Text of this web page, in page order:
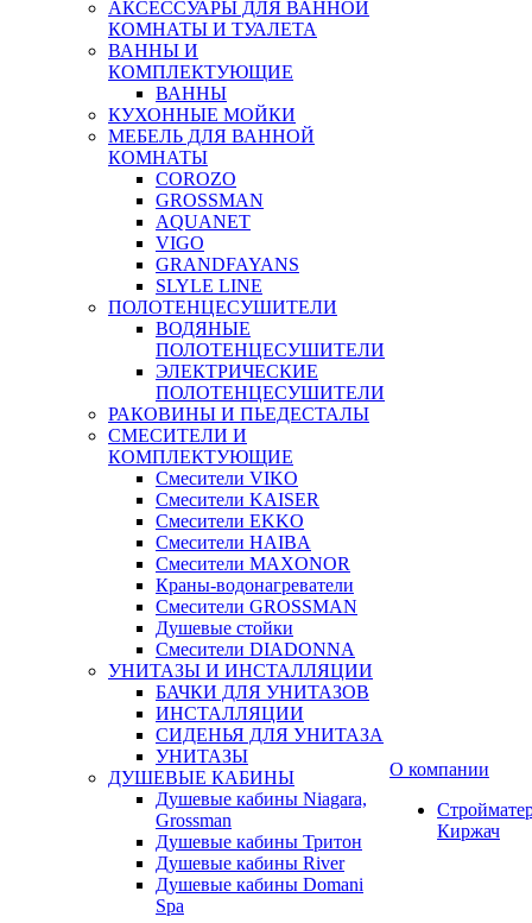
АКСЕССУАРЫ ДЛЯ ВАННОЙ
КОМНАТЫ И ТУАЛЕТА
ВАННЫ И
КОМПЛЕКТУЮЩИЕ
ВАННЫ
КУХОННЫЕ МОЙКИ
МЕБЕЛЬ ДЛЯ ВАННОЙ
КОМНАТЫ
COROZO
GROSSMAN
AQUANET
VIGO
GRANDFAYANS
SLYLE LINE
ПОЛОТЕНЦЕСУШИТЕЛИ
ВОДЯНЫЕ
ПОЛОТЕНЦЕСУШИТЕЛИ
ЭЛЕКТРИЧЕСКИЕ
ПОЛОТЕНЦЕСУШИТЕЛИ
РАКОВИНЫ И ПЬЕДЕСТАЛЫ
СМЕСИТЕЛИ И
КОМПЛЕКТУЮЩИЕ
Смесители VIKO
Смесители KAISER
Смесители EKKO
Смесители HAIBA
Смесители MAXONOR
Краны-водонагреватели
Смесители GROSSMAN
Душевые стойки
Смесители DIADONNA
УНИТАЗЫ И ИНСТАЛЛЯЦИИ
БАЧКИ ДЛЯ УНИТАЗОВ
ИНСТАЛЛЯЦИИ
СИДЕНЬЯ ДЛЯ УНИТАЗА
УНИТАЗЫ
ДУШЕВЫЕ КАБИНЫ
Душевые кабины Niagara,
Grossman
Душевые кабины Тритон
Душевые кабины River
Душевые кабины Domani
Spa
О компании
Киржач